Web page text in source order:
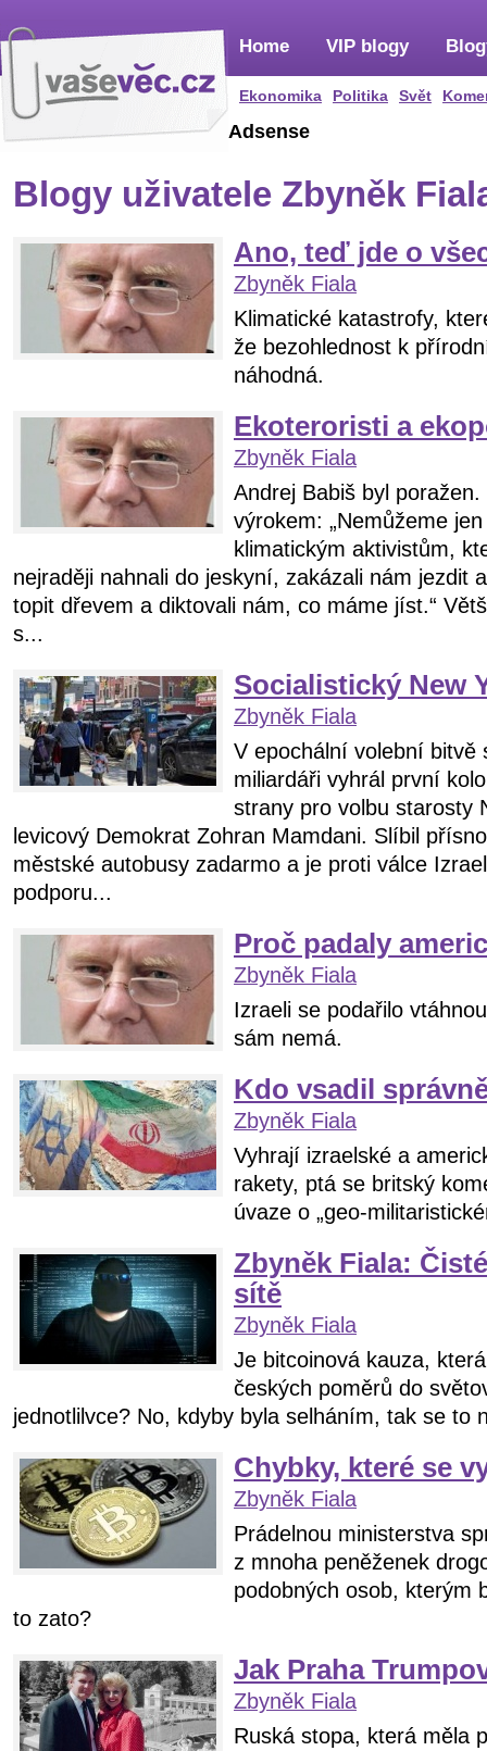
Home
Ekonomika Politika Svět
VIP blogy
Adsense
Blogy uživatele Zbyněk
Ano, teď jde o
Zbyněk Fiala
Klimatické katastrofy,
že bezohlednost k
náhodná.
Ekoteroristi a
Zbyněk Fiala
Andrej Babiš byl
výrokem: „Nemůžeme
klimatickým aktivistům,
nejraději nahnali do jeskyní, zakázali nám jezdit
topit dřevem a diktovali nám, co máme jíst.“
s...
Socialistický New
Zbyněk Fiala
V epochální volební bitvě
miliardáři vyhrál první
strany pro volbu starosty
levicový Demokrat Zohran Mamdani. Slíbil
městské autobusy zadarmo a je proti válce
podporu...
Proč padaly
Zbyněk Fiala
Izraeli se podařilo
sám nemá.
Kdo vsadil
Zbyněk Fiala
Vyhrají izraelské a
rakety, ptá se britský
úvaze o „geo-
Zbyněk Fiala:
sítě
Zbyněk Fiala
Je bitcoinová kauza,
českých poměrů do
jednotlilvce? No, kdyby byla selháním, tak se to
Chybky, které se
Zbyněk Fiala
Prádelnou ministerstva
z mnoha peněženek
podobných osob, kterým
to zato?
Jak Praha
Zbyněk Fiala
Ruská stopa, která měla